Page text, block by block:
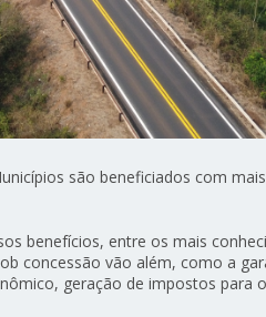
são beneficiados com
benefícios, entre os mais
concessão vão além, como a
geração de impostos para